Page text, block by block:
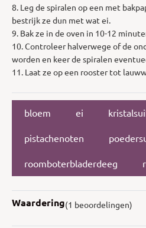
8. Leg de spiralen op een met
bestrijk ze dun met wat ei.
9. Bak ze in de oven in 10-12
10. Controleer halverwege of de
worden en keer de spiralen
11. Laat ze op een rooster tot
bloem ei
pistachenoten
roomboterbladerdeeg
Waardering(1 beoordelingen)